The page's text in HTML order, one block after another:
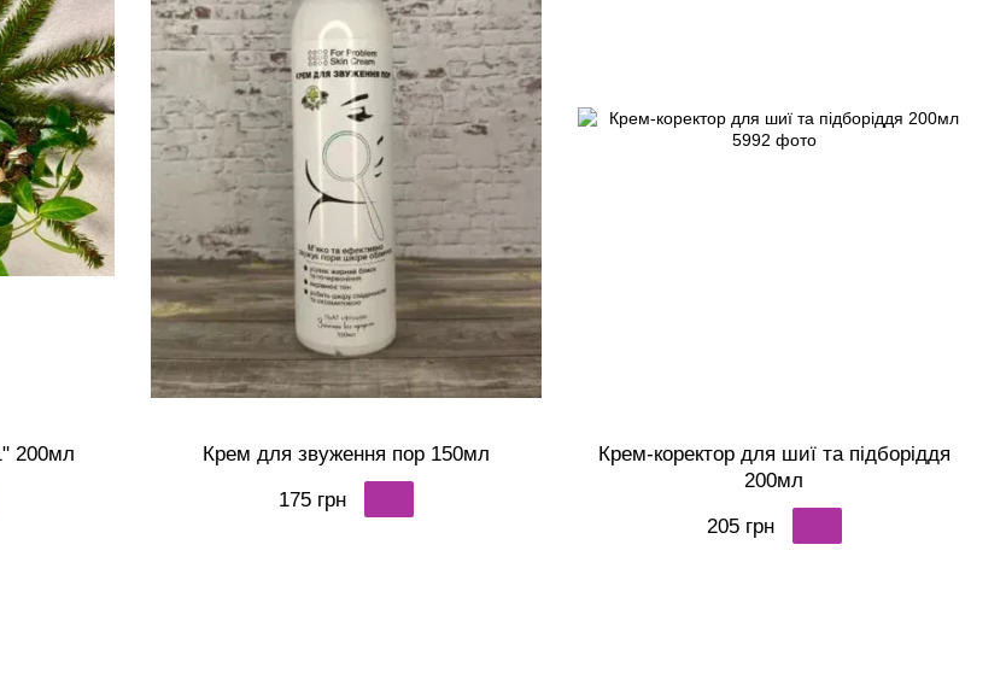
200мл
Крем для звуження пор 150мл
175 грн
Крем-коректор для шиї та підборіддя
200мл
205 грн